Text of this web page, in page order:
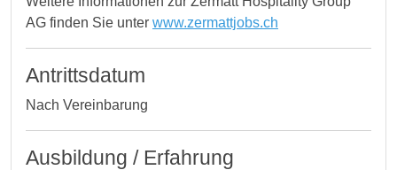
AG finden Sie unter www.zermattjobs.ch
Antrittsdatum
Nach Vereinbarung
Ausbildung / Erfahrung